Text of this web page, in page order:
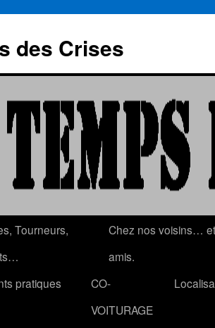
des Crises
Tourneurs,
Chez nos voisins… et
amis.
pratiques
CO-
VOITURAGE